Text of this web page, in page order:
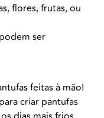
flores, frutas, ou
ser
feitas à mão!
criar pantufas